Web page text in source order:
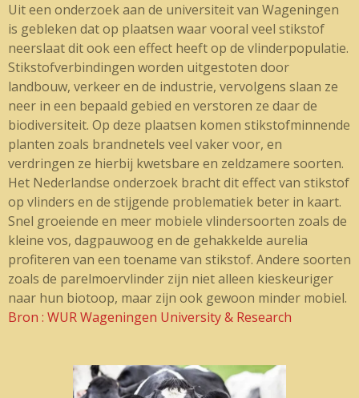
Uit een onderzoek aan de universiteit van Wageningen
is gebleken dat op plaatsen waar vooral veel stikstof
neerslaat dit ook een effect heeft op de vlinderpopulatie.
Stikstofverbindingen worden uitgestoten door
landbouw, verkeer en de industrie, vervolgens slaan ze
neer in een bepaald gebied en verstoren ze daar de
biodiversiteit. Op deze plaatsen komen stikstofminnende
planten zoals brandnetels veel vaker voor, en
verdringen ze hierbij kwetsbare en zeldzamere soorten.
Het Nederlandse onderzoek bracht dit effect van stikstof
op vlinders en de stijgende problematiek beter in kaart.
Snel groeiende en meer mobiele vlindersoorten zoals de
kleine vos, dagpauwoog en de gehakkelde aurelia
profiteren van een toename van stikstof. Andere soorten
zoals de parelmoervlinder zijn niet alleen kieskeuriger
naar hun biotoop, maar zijn ook gewoon minder mobiel.
Bron : WUR Wageningen University & Research